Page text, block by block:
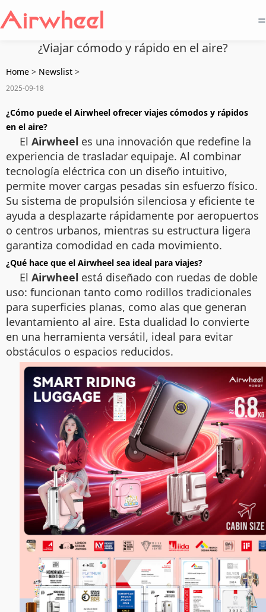
=
¿Viajar cómodo y rápido en el aire?
Home > Newslist >
2025-09-18
¿Cómo puede el Airwheel ofrecer viajes cómodos y rápidos
en el aire?
El Airwheel es una innovación que redefine la
experiencia de trasladar equipaje. Al combinar
tecnología eléctrica con un diseño intuitivo,
permite mover cargas pesadas sin esfuerzo físico.
Su sistema de propulsión silenciosa y eficiente te
ayuda a desplazarte rápidamente por aeropuertos
o centros urbanos, mientras su estructura ligera
garantiza comodidad en cada movimiento.
¿Qué hace que el Airwheel sea ideal para viajes?
El Airwheel está diseñado con ruedas de doble
uso: funcionan tanto como rodillos tradicionales
para superficies planas, como alas que generan
levantamiento al aire. Esta dualidad lo convierte
en una herramienta versátil, ideal para evitar
obstáculos o espacios reducidos.